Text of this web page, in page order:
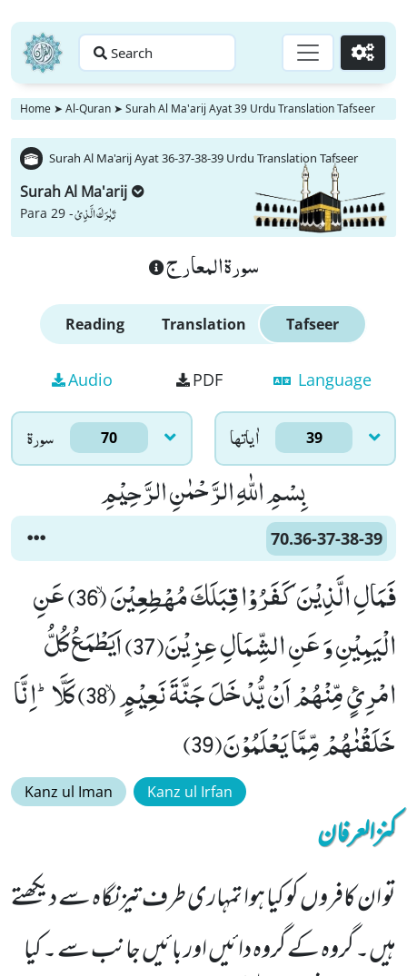
Search Go
Home ➤ Al-Quran ➤ Surah Al Ma'arij Ayat 39 Urdu Translation Tafseer
Surah Al Ma'arij Ayat 36-37-38-39 Urdu Translation Tafseer
Surah Al Ma'arij
Para 29 -تَبٰرَكَ الَّذِیْ
سورة المعارج
Reading Translation Tafseer
Audio PDF Language
سورۃ 70 اٰياتها 39
بِسْمِ اللّٰهِ الرَّحْمٰنِ الرَّحِیْمِ
70.36-37-38-39
فَمَالِ الَّذِیْنَ كَفَرُوْا قِبَلَكَ مُهْطِعِیْنَۙ (36) عَنِ
الْیَمِیْنِ وَ عَنِ الشِّمَالِ عِزِیْنَ(37) اَیَطْمَعُ كُلُّ
امْرِئٍ مِّنْهُمْ اَنْ یُّدْخَلَ جَنَّةَ نَعِیْمٍۙ (38) كَلَّاؕ-اِنَّا
خَلَقْنٰهُمْ مِّمَّا یَعْلَمُوْنَ(39)
Kanz ul Iman Kanz ul Irfan
کنزالعرفان
تو ان کافروں کو کیا ہوا تمہاری طرف تیز نگاہ سے دیکھتے
ہیں۔ گروہ کے گروہ دائیں اور بائیں جانب سے ۔ کیا